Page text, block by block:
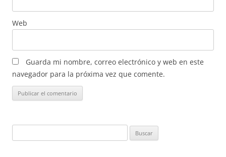
Web
Guarda mi nombre, correo electrónico y web en este
navegador para la próxima vez que comente.